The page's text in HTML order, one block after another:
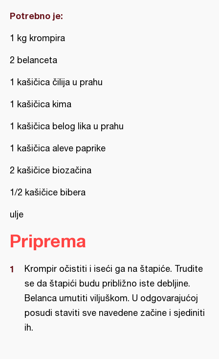
Potrebno je:
1 kg krompira
2 belanceta
1 kašičica čilija u prahu
1 kašičica kima
1 kašičica belog lika u prahu
1 kašičica aleve paprike
2 kašičice biozačina
1/2 kašičice bibera
ulje
Priprema
Krompir očistiti i iseći ga na štapiće. Trudite
se da štapići budu približno iste debljine.
Belanca umutiti viljuškom. U odgovarajućoj
posudi staviti sve navedene začine i sjediniti
ih.